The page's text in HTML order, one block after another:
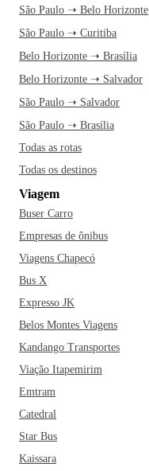
São Paulo ➝ Belo Horizonte
São Paulo ➝ Curitiba
Belo Horizonte ➝ Brasília
Belo Horizonte ➝ Salvador
São Paulo ➝ Salvador
São Paulo ➝ Brasília
Todas as rotas
Todas os destinos
Viagem
Buser Carro
Empresas de ônibus
Viagens Chapecó
Bus X
Expresso JK
Belos Montes Viagens
Kandango Transportes
Viação Itapemirim
Emtram
Catedral
Star Bus
Kaissara